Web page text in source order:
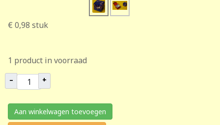
€ 0,98 stuk
1 product in voorraad
– +
Aan winkelwagen toevoegen